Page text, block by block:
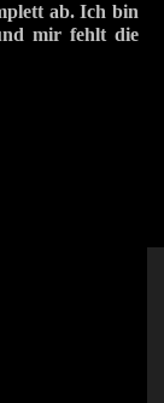
ab. Ich bin
mir fehlt die